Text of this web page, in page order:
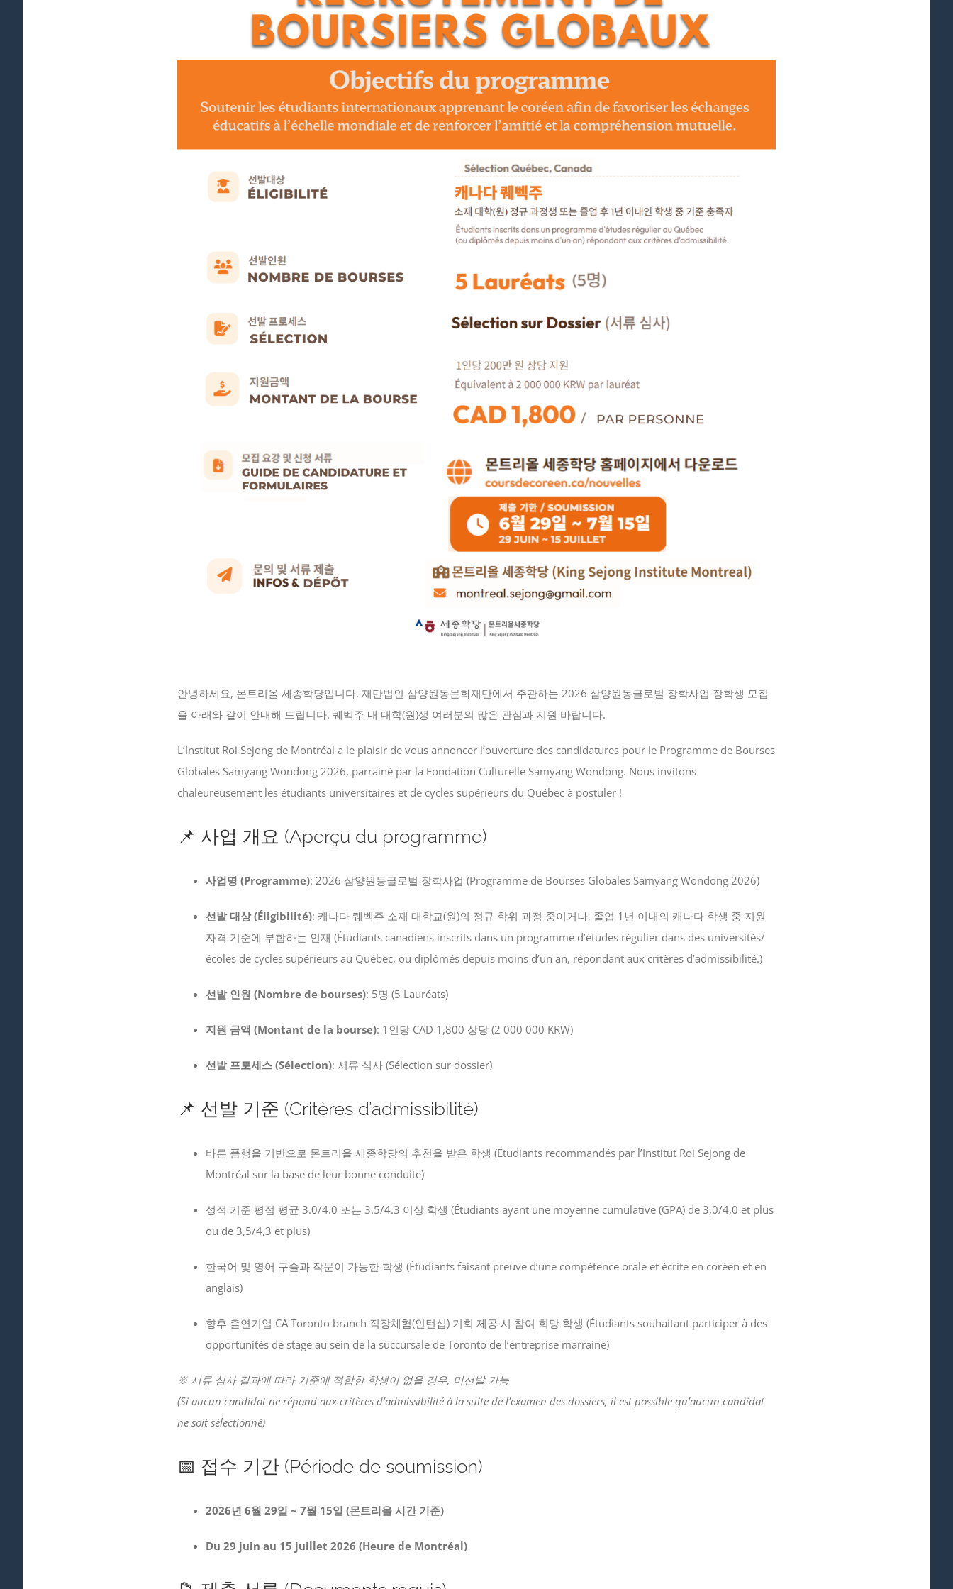
안녕하세요, 몬트리올 세종학당입니다. 재단법인 삼양원동문화재단에서 주관하는 2026 삼양원동글로벌 장학사업 장학생 모집
을 아래와 같이 안내해 드립니다. 퀘벡주 내 대학(원)생 여러분의 많은 관심과 지원 바랍니다.
L’Institut Roi Sejong de Montréal a le plaisir de vous annoncer l’ouverture des candidatures pour le Programme de Bourses
Globales Samyang Wondong 2026, parrainé par la Fondation Culturelle Samyang Wondong. Nous invitons
chaleureusement les étudiants universitaires et de cycles supérieurs du Québec à postuler !
📌 사업 개요 (Aperçu du programme)
사업명 (Programme): 2026 삼양원동글로벌 장학사업 (Programme de Bourses Globales Samyang Wondong 2026)
선발 대상 (Éligibilité): 캐나다 퀘벡주 소재 대학교(원)의 정규 학위 과정 중이거나, 졸업 1년 이내의 캐나다 학생 중 지원
자격 기준에 부합하는 인재 (Étudiants canadiens inscrits dans un programme d’études régulier dans des universités/
écoles de cycles supérieurs au Québec, ou diplômés depuis moins d’un an, répondant aux critères d’admissibilité.)
선발 인원 (Nombre de bourses): 5명 (5 Lauréats)
지원 금액 (Montant de la bourse): 1인당 CAD 1,800 상당 (2 000 000 KRW)
선발 프로세스 (Sélection): 서류 심사 (Sélection sur dossier)
📌 선발 기준 (Critères d’admissibilité)
바른 품행을 기반으로 몬트리올 세종학당의 추천을 받은 학생 (Étudiants recommandés par l’Institut Roi Sejong de
Montréal sur la base de leur bonne conduite)
성적 기준 평점 평균 3.0/4.0 또는 3.5/4.3 이상 학생 (Étudiants ayant une moyenne cumulative (GPA) de 3,0/4,0 et plus
ou de 3,5/4,3 et plus)
한국어 및 영어 구술과 작문이 가능한 학생 (Étudiants faisant preuve d’une compétence orale et écrite en coréen et en
anglais)
향후 출연기업 CA Toronto branch 직장체험(인턴십) 기회 제공 시 참여 희망 학생 (Étudiants souhaitant participer à des
opportunités de stage au sein de la succursale de Toronto de l’entreprise marraine)
※ 서류 심사 결과에 따라 기준에 적합한 학생이 없을 경우, 미선발 가능
(Si aucun candidat ne répond aux critères d’admissibilité à la suite de l’examen des dossiers, il est possible qu’aucun candidat
ne soit sélectionné)
📅 접수 기간 (Période de soumission)
2026년 6월 29일 ~ 7월 15일 (몬트리올 시간 기준)
Du 29 juin au 15 juillet 2026 (Heure de Montréal)